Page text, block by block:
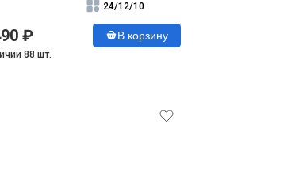
24/12/10
₽ В корзину
88 шт.